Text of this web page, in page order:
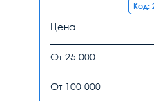
Код:
Цена
От 25 000
От 100 000